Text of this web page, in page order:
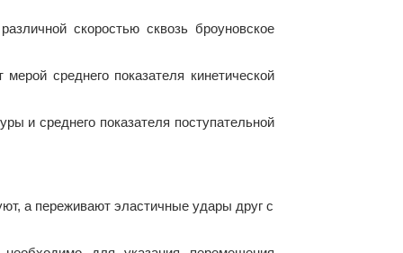
скоростью сквозь броуновское
среднего показателя кинетической
и среднего показателя поступательной
а переживают эластичные удары друг с